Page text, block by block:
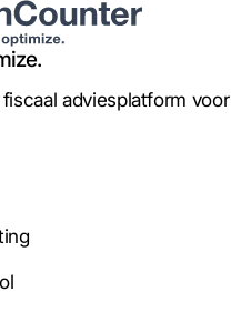
adviesplatform voor